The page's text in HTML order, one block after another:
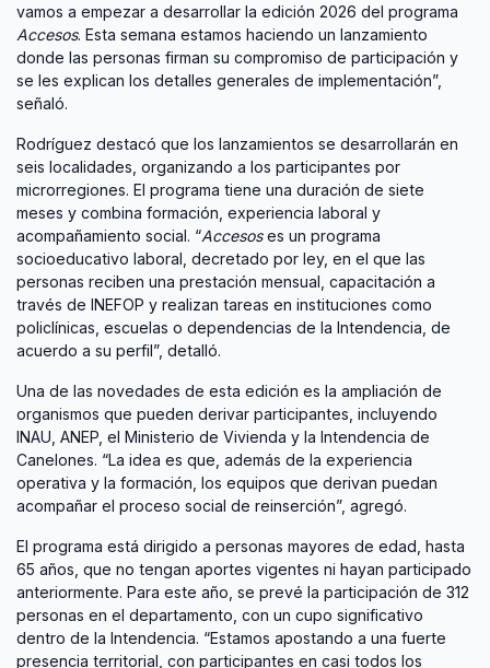
vamos a empezar a desarrollar la edición 2026 del programa
Accesos. Esta semana estamos haciendo un lanzamiento
donde las personas firman su compromiso de participación y
se les explican los detalles generales de implementación”,
señaló.
Rodríguez destacó que los lanzamientos se desarrollarán en
seis localidades, organizando a los participantes por
microrregiones. El programa tiene una duración de siete
meses y combina formación, experiencia laboral y
acompañamiento social. “Accesoses un programa
socioeducativo laboral, decretado por ley, en el que las
personas reciben una prestación mensual, capacitación a
través de INEFOP y realizan tareas en instituciones como
policlínicas, escuelas o dependencias de la Intendencia, de
acuerdo a su perfil”, detalló.
Una de las novedades de esta edición es la ampliación de
organismos que pueden derivar participantes, incluyendo
INAU, ANEP, el Ministerio de Vivienda y la Intendencia de
Canelones. “La idea es que, además de la experiencia
operativa y la formación, los equipos que derivan puedan
acompañar el proceso social de reinserción”, agregó.
El programa está dirigido a personas mayores de edad, hasta
65 años, que no tengan aportes vigentes ni hayan participado
anteriormente. Para este año, se prevé la participación de 312
personas en el departamento, con un cupo significativo
dentro de la Intendencia. “Estamos apostando a una fuerte
presencia territorial, con participantes en casi todos los